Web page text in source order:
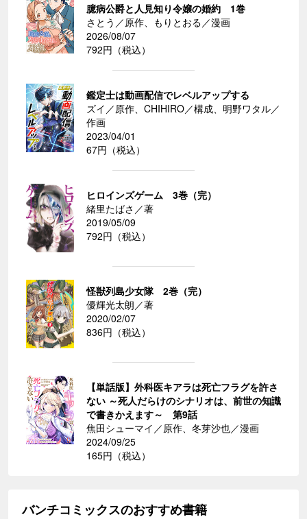
臆病公爵と人見知り令嬢の婚約 1巻
さとう／原作、もりとおる／漫画
2026/08/07
792円（税込）
鑑定士は動画配信でレベルアップする
ズイ／原作、CHIHIRO／構成、明野ワタル／
作画
2023/04/01
67円（税込）
ヒロインズゲーム 3巻（完）
緒里たばさ／著
2019/05/09
792円（税込）
怪獣列島少女隊 2巻（完）
優輝光太朗／著
2020/02/07
836円（税込）
【単話版】外科医キアラは死亡フラグを許さ
ない ～死人だらけのシナリオは、前世の知識
で書きかえます～ 第9話
焦田シューマイ／原作、冬芽沙也／漫画
2024/09/25
165円（税込）
バンチコミックスのおすすめ書籍